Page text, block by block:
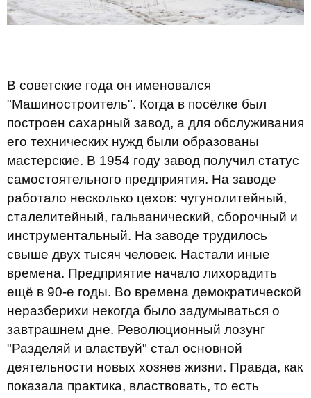
В советские года он именовался
"Машиностроитель". Когда в посёлке был
построен сахарный завод, а для обслуживания
его технических нужд были образованы
мастерские. В 1954 году завод получил статус
самостоятельного предприятия. На заводе
работало несколько цехов: чугунолитейный,
сталелитейный, гальванический, сборочный и
инструментальный. На заводе трудилось
свыше двух тысяч человек. Настали иные
времена. Предприятие начало лихорадить
ещё в 90-е годы. Во времена демократической
неразберихи некогда было задумываться о
завтрашнем дне. Революционный лозунг
"Разделяй и властвуй" стал основной
деятельности новых хозяев жизни. Правда, как
показала практика, властвовать, то есть